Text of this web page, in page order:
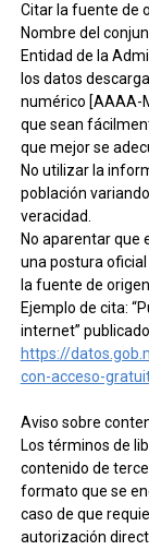
Citar la fuente de
Nombre del
Entidad de la
los datos
numérico [AAAA-
que sean
que mejor se
No utilizar la
población
veracidad.
No aparentar que
una postura
la fuente de
Ejemplo de cita:
internet”
https://
con-acceso-
Aviso sobre
Los términos de
contenido de
formato que se
caso de que
autorización